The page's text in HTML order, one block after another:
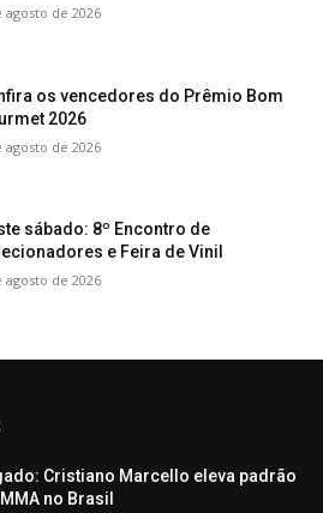
agosto de 2026
os vencedores do Prêmio Bom
2026
agosto de 2026
sábado: 8º Encontro de
e Feira de Vinil
agosto de 2026
Cristiano Marcello eleva padrão
no Brasil